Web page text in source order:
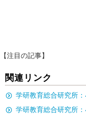
【注目の記事】
関連リンク
学研教育総合研究所
学研教育総合研究所